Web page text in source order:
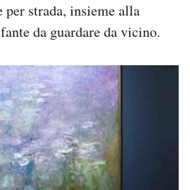
strada, insieme alla
da guardare da vicino.